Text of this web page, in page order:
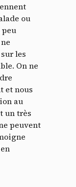
ou
peu
les
On ne
et nous
au
un très
peuvent